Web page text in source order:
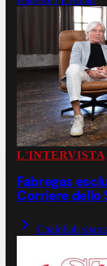
L'INTERVISTA
Fabregas
Corriere dello
Chalobah